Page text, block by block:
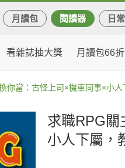
月讀包 閱讀器 日
看雜誌抽大獎 月讀包66折
你當：古怪上司×機車同事×小
求職RPG關
小人下屬，